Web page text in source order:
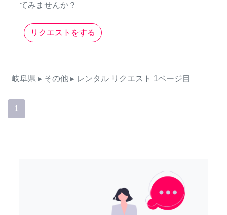
てみませんか？
リクエストをする
岐阜県 ▸ その他 ▸ レンタル リクエスト 1ページ目
1